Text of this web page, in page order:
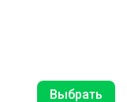
Выбрать